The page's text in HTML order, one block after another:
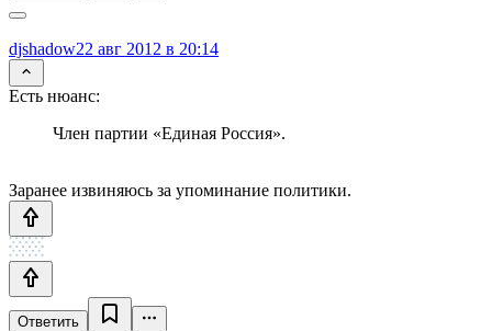
djshadow22 авг 2012 в 20:14
Есть нюанс:
Член партии «Единая Россия».
Заранее извиняюсь за упоминание политики.
Ответить